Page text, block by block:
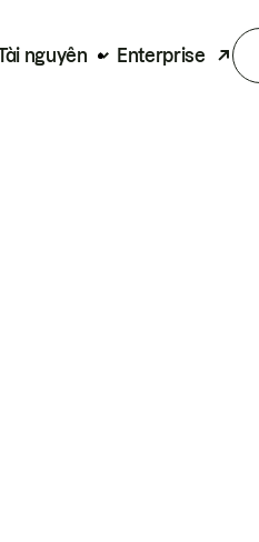
nguyên Enterprise